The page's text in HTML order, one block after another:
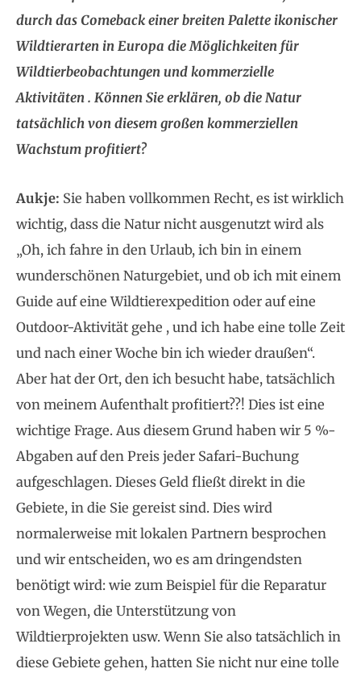
durch das Comeback einer breiten Palette ikonischer
Wildtierarten in Europa die Möglichkeiten für
Wildtierbeobachtungen und kommerzielle
Aktivitäten . Können Sie erklären, ob die Natur
tatsächlich von diesem großen kommerziellen
Wachstum profitiert?
Aukje: Sie haben vollkommen Recht, es ist wirklich
wichtig, dass die Natur nicht ausgenutzt wird als
„Oh, ich fahre in den Urlaub, ich bin in einem
wunderschönen Naturgebiet, und ob ich mit einem
Guide auf eine Wildtierexpedition oder auf eine
Outdoor-Aktivität gehe , und ich habe eine tolle Zeit
und nach einer Woche bin ich wieder draußen“.
Aber hat der Ort, den ich besucht habe, tatsächlich
von meinem Aufenthalt profitiert??! Dies ist eine
wichtige Frage. Aus diesem Grund haben wir 5 %-
Abgaben auf den Preis jeder Safari-Buchung
aufgeschlagen. Dieses Geld fließt direkt in die
Gebiete, in die Sie gereist sind. Dies wird
normalerweise mit lokalen Partnern besprochen
und wir entscheiden, wo es am dringendsten
benötigt wird: wie zum Beispiel für die Reparatur
von Wegen, die Unterstützung von
Wildtierprojekten usw. Wenn Sie also tatsächlich in
diese Gebiete gehen, hatten Sie nicht nur eine tolle